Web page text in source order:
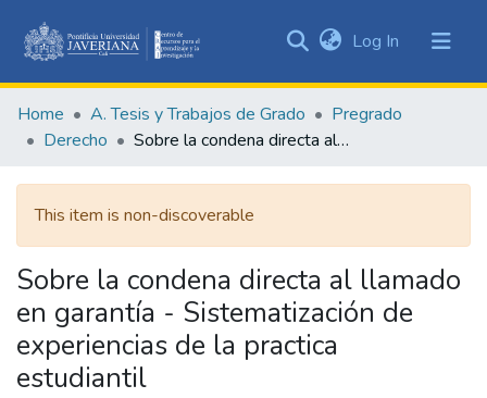
&
Collections
Statistics
Log In (current)
Home A. Tesis y Trabajos de Grado
Pregrado
Derecho
Sobre la condena directa al llamado en garantía - Sistematización de experiencias de la practica estudiantil
This item is non-discoverable
Sobre la condena directa al llamado
en garantía - Sistematización de
experiencias de la practica
estudiantil